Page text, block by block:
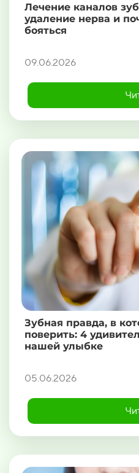
Лечение каналов
удаление нерва и
бояться
09.06.2026
Зубная правда, в
поверить: 4
нашей улыбке
05.06.2026